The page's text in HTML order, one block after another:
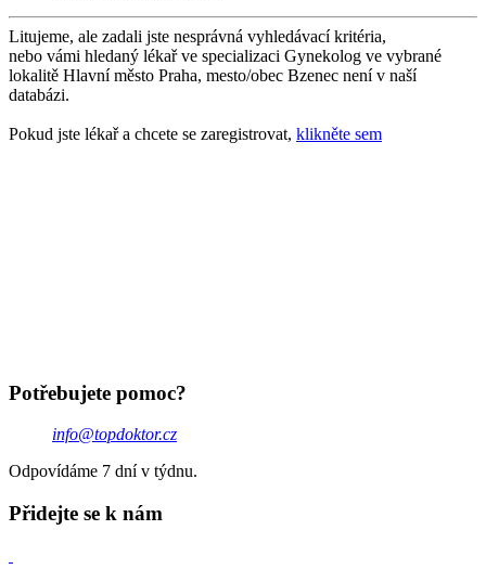
Litujeme, ale zadali jste nesprávná vyhledávací kritéria,
nebo vámi hledaný lékař ve specializaci Gynekolog ve vybrané
lokalitě Hlavní město Praha, mesto/obec Bzenec není v naší
databázi.
Pokud jste lékař a chcete se zaregistrovat, klikněte sem
Potřebujete pomoc?
info@topdoktor.cz
Odpovídáme 7 dní v týdnu.
Přidejte se k nám